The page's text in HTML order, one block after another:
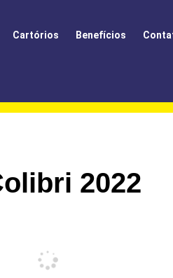
Cartórios Benefícios
2022